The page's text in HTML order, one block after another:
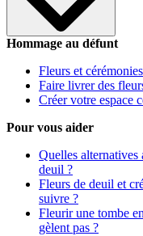
Hommage au défunt
Fleurs et cérémonies
Faire livrer des
Créer votre espace
Pour vous aider
Quelles alternatives
deuil ?
Fleurs de deuil et
suivre ?
Fleurir une tombe
gèlent pas ?